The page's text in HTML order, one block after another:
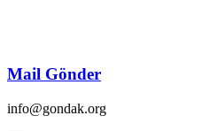
Mail Gönder
info@gondak.org